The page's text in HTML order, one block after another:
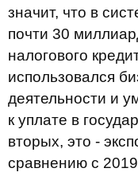
значит, что в
почти 30
налогового
использовался
деятельности и
к уплате в
вторых, это -
сравнению с